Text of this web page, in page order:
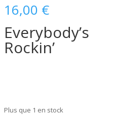
16,00 €
Everybody’s
Rockin’
Plus que 1 en stock